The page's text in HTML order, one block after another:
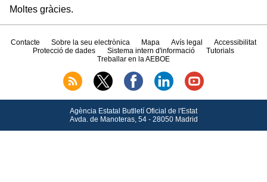
Moltes gràcies.
Contacte Sobre la seu electrònica Mapa Avís legal
Accessibilitat
Protecció de dades
Sistema intern d'informació
Tutorials
Treballar en la AEBOE
Agència Estatal Butlletí Oficial de l'Estat
Avda.de Manoteras, 54 - 28050 Madrid